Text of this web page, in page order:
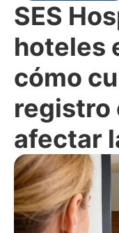
SES
hoteles
cómo
registro
afectar